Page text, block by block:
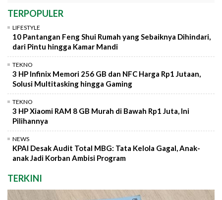
TERPOPULER
LIFESTYLE
10 Pantangan Feng Shui Rumah yang Sebaiknya Dihindari,
dari Pintu hingga Kamar Mandi
TEKNO
3 HP Infinix Memori 256 GB dan NFC Harga Rp1 Jutaan,
Solusi Multitasking hingga Gaming
TEKNO
3 HP Xiaomi RAM 8 GB Murah di Bawah Rp1 Juta, Ini
Pilihannya
NEWS
KPAI Desak Audit Total MBG: Tata Kelola Gagal, Anak-
anak Jadi Korban Ambisi Program
TERKINI